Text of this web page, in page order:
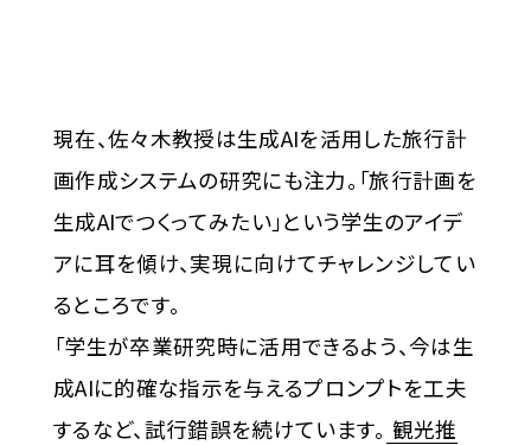
現在、佐々木教授は生成AIを活用した旅行計
画作成システムの研究にも注力。「旅行計画を
生成AIでつくってみたい」という学生のアイデ
アに耳を傾け、実現に向けてチャレンジしてい
るところです。
「学生が卒業研究時に活用できるよう、今は生
成AIに的確な指示を与えるプロンプトを工夫
するなど、試行錯誤を続けています。 観光推